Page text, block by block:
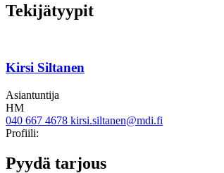
Tekijätyypit
Kirsi Siltanen
Asiantuntija
HM
040 667 4678 kirsi.siltanen@mdi.fi
Profiili:
Pyydä tarjous